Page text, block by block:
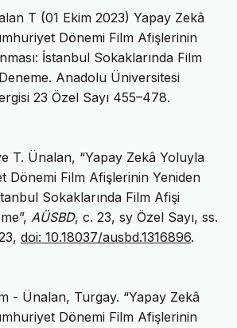
T (01 Ekim 2023) Yapay Zekâ
Dönemi Film Afişlerinin
İstanbul Sokaklarında Film
Anadolu Üniversitesi
23 Özel Sayı 455–478.
T. Ünalan, “Yapay Zekâ Yoluyla
Dönemi Film Afişlerinin Yeniden
Sokaklarında Film Afişi
AÜSBD, c. 23, sy Özel Sayı, ss.
doi: 10.18037/ausbd.1316896.
- Ünalan, Turgay. “Yapay Zekâ
Dönemi Film Afişlerinin